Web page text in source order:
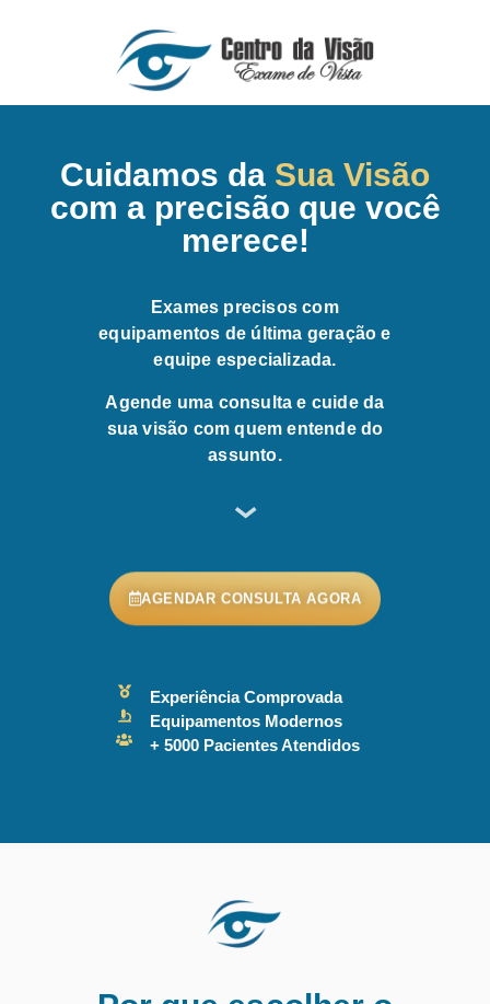
Cuidamos da Sua Visão
com a precisão que você
merece!
Exames precisos com
equipamentos de última geração e
equipe especializada.
Agende uma consulta e cuide da
sua visão com quem entende do
assunto.
AGENDAR CONSULTA AGORA
Experiência Comprovada
Equipamentos Modernos
+ 5000 Pacientes Atendidos